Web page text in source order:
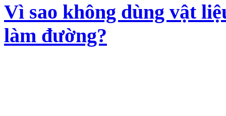
Vì sao không dùng vật
làm đường?